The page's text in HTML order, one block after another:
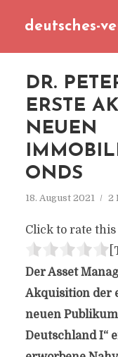
deutsches-
DR.
ERSTE
NEUEN
ONDS
18. August 2021 2
Click to rate this
Der Asset
Akquisition der
neuen
Deutschland I“